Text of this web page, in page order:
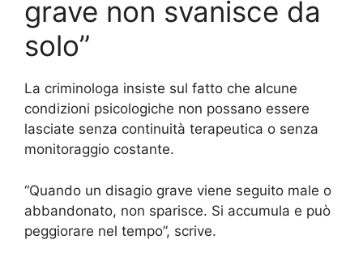
grave non svanisce da
solo”
La criminologa insiste sul fatto che alcune
condizioni psicologiche non possano essere
lasciate senza continuità terapeutica o senza
monitoraggio costante.
“Quando un disagio grave viene seguito male o
abbandonato, non sparisce. Si accumula e può
peggiorare nel tempo”, scrive.